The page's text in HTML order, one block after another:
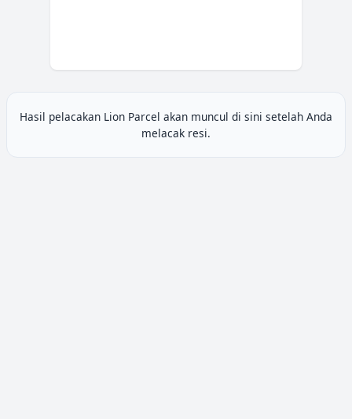
Hasil pelacakan Lion Parcel akan muncul di sini setelah Anda
melacak resi.